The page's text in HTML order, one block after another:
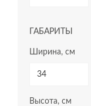
ГАБАРИТЫ
Ширина, см
Высота, см